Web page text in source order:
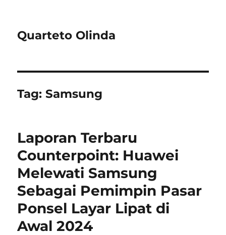
Quarteto Olinda
Tag:Samsung
Laporan Terbaru
Counterpoint: Huawei
Melewati Samsung
Sebagai Pemimpin Pasar
Ponsel Layar Lipat di
Awal 2024